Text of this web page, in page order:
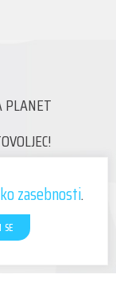
PLANET
zasebnosti.